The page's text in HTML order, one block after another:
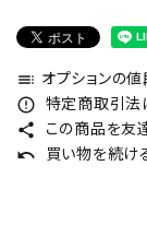
toc オプションの
error_outline 特定商取引法
share この商品を友
undo 買い物を続け